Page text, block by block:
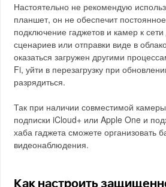
Настоятельно не рекомендую
планшет, он не обеспечит
подключение гаджетов и камер к
сценариев или отправки виде в
оказаться загружен другими
Fi, уйти в перезагрузку при
разрядиться.
Так при наличии совместимой
подписки iCloud+ или Apple One и
хаба гаджета сможете организовать
видеонаблюдения.
Как настроить